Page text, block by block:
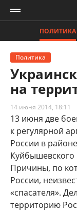
ПОЛИТИКА
Политика
на
14 июня 2014, 18:11
13 июня две
к регулярной
России в
Куйбышевского
Причины, по
России,
«спасателя».
территорию